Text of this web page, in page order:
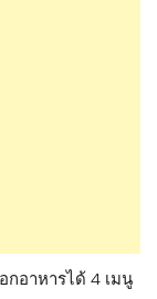
กอาหารได้ 4 เมนู